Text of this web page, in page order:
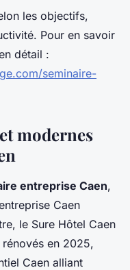
les objectifs,
Pour en savoir
détail :
seminaire-
modernes
entreprise Caen,
Caen
le Sure Hôtel Caen
en 2025,
Caen alliant